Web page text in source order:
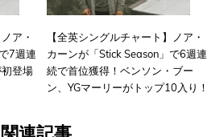
ア・
7週連
登場
【全英シングルチャート】ノア・
カーンが「Stick Season」で6週連
続で首位獲得！ベンソン・ブー
ン、YGマーリーがトップ10入り！